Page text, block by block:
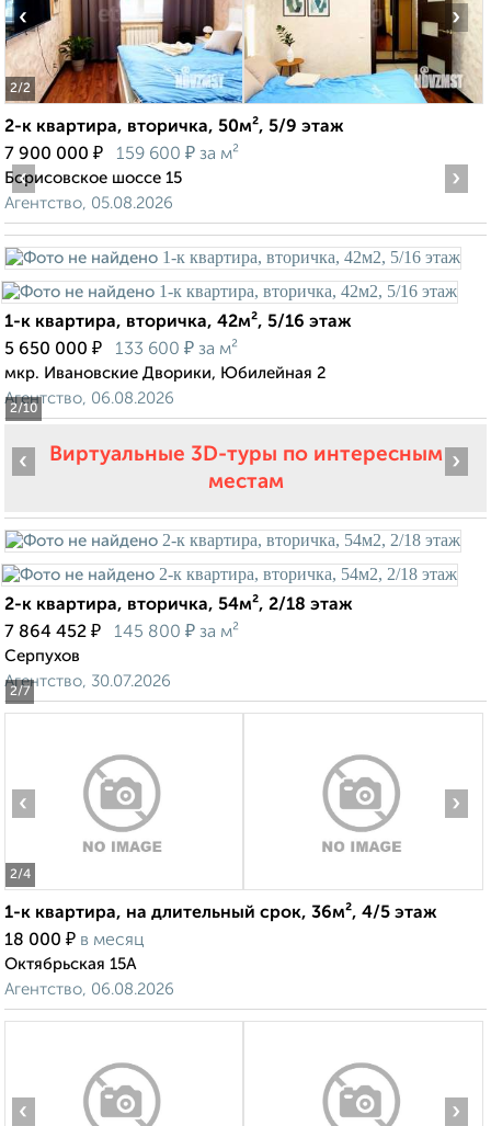
2/2
‹ ›
2-к квартира, вторичка, 50м², 5/9 этаж
7 900 000 ₽ 159 600 ₽ за м²
Борисовское шоссе 15
Агентство, 05.08.2026
2/10
‹ ›
1-к квартира, вторичка, 42м², 5/16 этаж
5 650 000 ₽ 133 600 ₽ за м²
мкр. Ивановские Дворики, Юбилейная 2
Агентство, 06.08.2026
Виртуальные 3D-туры по интересным
местам
2/7
‹ ›
2-к квартира, вторичка, 54м², 2/18 этаж
7 864 452 ₽ 145 800 ₽ за м²
Серпухов
Агентство, 30.07.2026
2/4
‹ ›
1-к квартира, на длительный срок, 36м², 4/5 этаж
18 000 ₽ в месяц
Октябрьская 15А
Агентство, 06.08.2026
‹ ›